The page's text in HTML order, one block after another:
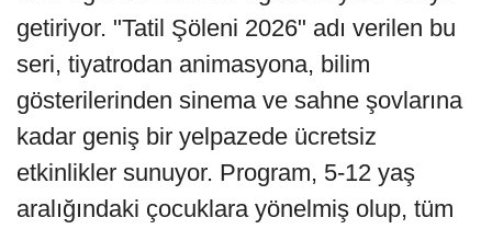
getiriyor. "Tatil Şöleni 2026" adı verilen bu
seri, tiyatrodan animasyona, bilim
gösterilerinden sinema ve sahne şovlarına
kadar geniş bir yelpazede ücretsiz
etkinlikler sunuyor. Program, 5-12 yaş
aralığındaki çocuklara yönelmiş olup, tüm